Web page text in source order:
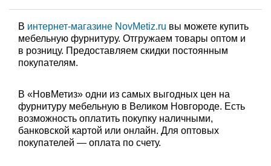
В интернет-магазине NovMetiz.ru вы можете купить
мебельную фурнитуру. Отгружаем товары оптом и
в розницу. Предоставляем скидки постоянным
покупателям.
В «НовМетиз» одни из самых выгодных цен на
фурнитуру мебельную в Великом Новгороде. Есть
возможность оплатить покупку наличными,
банковской картой или онлайн. Для оптовых
покупателей — оплата по счету.